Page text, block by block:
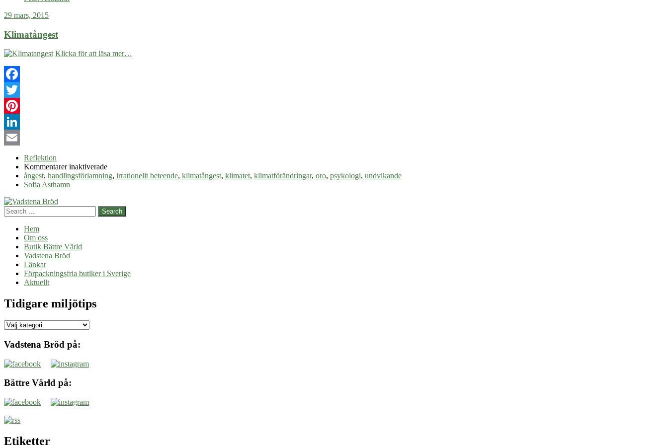
29 mars, 2015
Klimatångest
Klicka för att läsa mer…
Facebook
Twitter
Pinterest
LinkedIn
Reflektion
Kommentarer inaktiveradeför
Klimatångest
ångest, handlingsförlamning, irrationellt beteende, klimatångest, klimatet, klimatförändringar, oro, psykologi, undvikande
Sofia Asthamn
Search
Hem
Om oss
Butik Bättre Värld
Vadstena Bröd
Länkar
Förpackningsfria butiker i Sverige
Aktuellt
Tidigare miljötips
Tidigare
Vadstena Bröd på:
Bättre Värld på:
Etiketter